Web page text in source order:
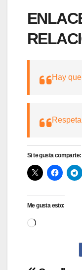
Hay
Si te gusta comparte:
Me gusta esto:
Cargando...